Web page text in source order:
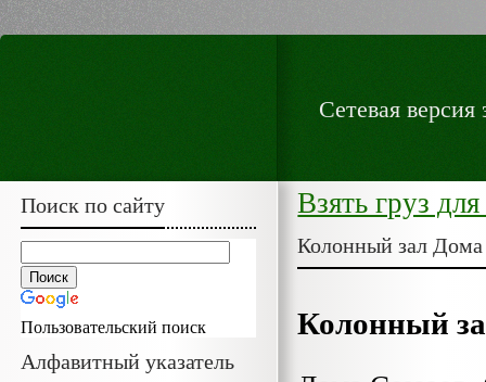
Сетевая
Взять груз
Колонный зал
Колонный
Поиск по сайту
Пользовательский поиск
Алфавитный указатель